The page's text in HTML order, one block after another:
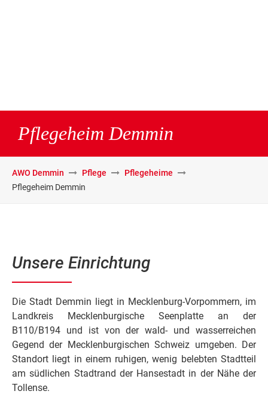
Pflegeheim Demmin
AWO Demmin Pflege
Pflegeheime
Pflegeheim Demmin
Unsere Einrichtung
Die Stadt Demmin liegt in Mecklenburg-Vorpommern, im
Landkreis Mecklenburgische Seenplatte an der
B110/B194 und ist von der wald- und wasserreichen
Gegend der Mecklenburgischen Schweiz umgeben. Der
Standort liegt in einem ruhigen, wenig belebten Stadtteil
am südlichen Stadtrand der Hansestadt in der Nähe der
Tollense.